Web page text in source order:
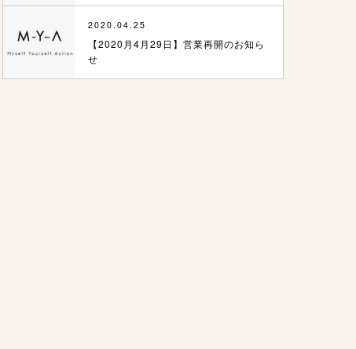
2020.04.25
【2020月4月29日】営業再開のお知ら
せ